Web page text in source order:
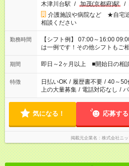
木津川台駅 / 加茂(京都府)駅 /
介護施設や病院など ★自宅
相談ください
勤務時間
【シフト例】 07:00～16:00 09:00
は一例です！その他シフトもご
期間 即日～2ヶ月以上 ■開始日の相
特徴 日払いOK / 履歴書不要 / 40～50
上の大量募集 / 電話対応なし /
気になる！ 応募する
掲載元企業名 株式会社ニ